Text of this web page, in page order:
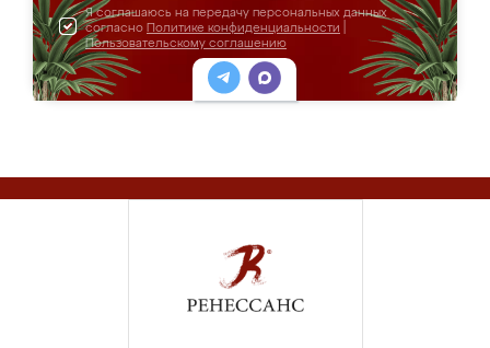
Я соглашаюсь на передачу персональных данных
согласно Политике конфиденциальности
Пользовательскому соглашению